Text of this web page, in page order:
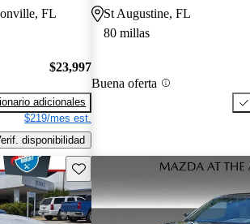
FL
$23,997
adicionales
$219/mes est.
disponibilidad
St Augustine, FL
80 millas
Buena oferta
Guarda este Aviso